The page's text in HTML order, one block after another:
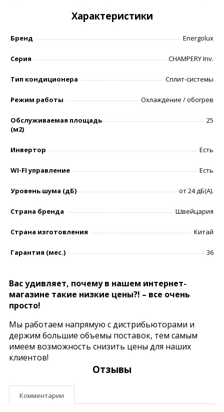
Характеристики
Бренд Energolux
Серия CHAMPERY Inv.
Тип кондиционера Сплит-системы
Режим работы Охлаждение / обогрев
Обслуживаемая площадь
(м2)
25
Инвертор Есть
WI-FI управление Есть
Уровень шумa (дБ) от 24 дБ(А).
Страна бренда Швейцария
Страна изготовления Китай
Гарантия (мес.) 36
Вас удивляет, почему в нашем интернет-
магазине такие низкие цены?! – все очень
просто!
Мы работаем напрямую с дистрибьюторами и
держим большие объемы поставок, тем самым
имеем возможность снизить цены для наших
клиентов!
Отзывы
Комментарии